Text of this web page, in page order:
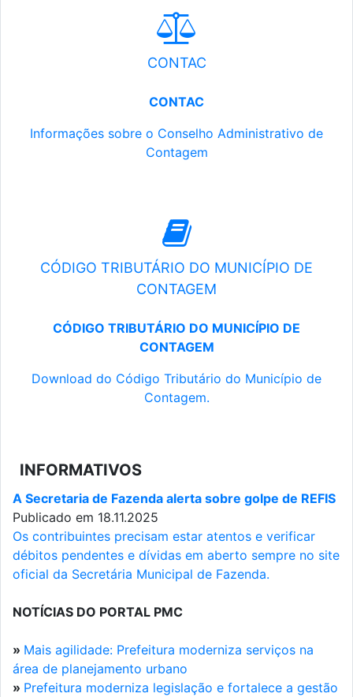
CONTAC
CONTAC
Informações sobre o Conselho Administrativo de
Contagem
CÓDIGO TRIBUTÁRIO DO MUNICÍPIO DE
CONTAGEM
CÓDIGO TRIBUTÁRIO DO MUNICÍPIO DE
CONTAGEM
Download do Código Tributário do Município de
Contagem.
INFORMATIVOS
A Secretaria de Fazenda alerta sobre golpe de REFIS
Publicado em 18.11.2025
Os contribuintes precisam estar atentos e verificar
débitos pendentes e dívidas em aberto sempre no site
oficial da Secretária Municipal de Fazenda.
NOTÍCIAS DO PORTAL PMC
» Mais agilidade: Prefeitura moderniza serviços na
área de planejamento urbano
» Prefeitura moderniza legislação e fortalece a gestão